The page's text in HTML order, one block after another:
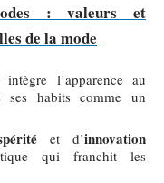
: valeurs et
de la mode
l’apparence au
ses habits comme un
et d’innovation
qui franchit les